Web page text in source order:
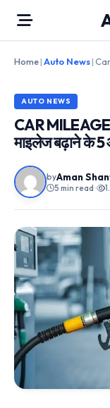
content
Home|Auto News|
AUTO NEWS
CAR
माइलेज बढ़ाने के 5
byAman
5 min read •